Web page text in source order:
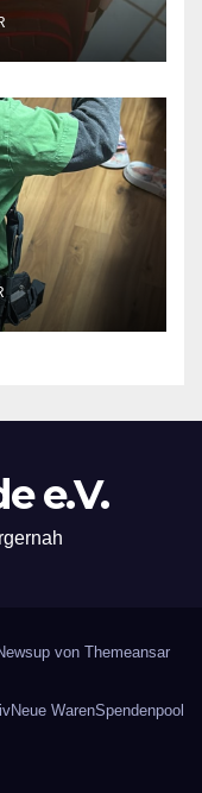
e.V.
von Themeansar
Neue WarenSpendenpool